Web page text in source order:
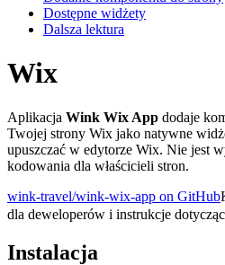
Dostępne widżety
Dalsza lektura
Wix
Aplikacja Wink Wix App dodaje
Twojej strony Wix jako natywne
upuszczać w edytorze Wix. Nie jest
kodowania dla właścicieli stron.
wink-travel/wink-wix-app on GitHub
dla deweloperów i instrukcje
Instalacja